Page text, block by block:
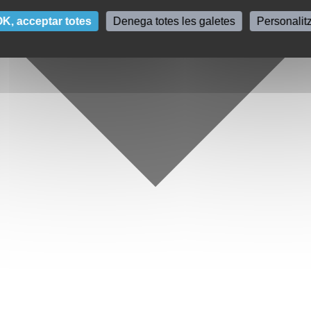
acceptar totes Denega totes les galetes